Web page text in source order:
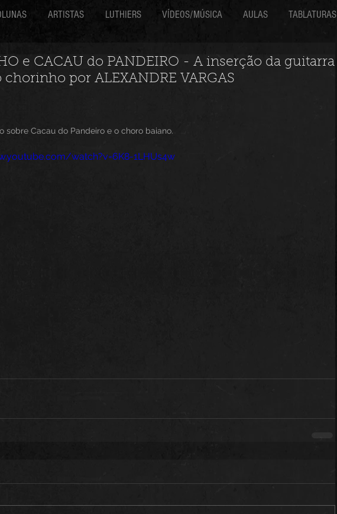
ARTISTAS LUTHIERS VÍDEOS/MÚSICA AULAS TABLATURAS
e CACAU do PANDEIRO - A inserção da guitarra
chorinho por ALEXANDRE VARGAS
sobre Cacau do Pandeiro e o choro baiano.
watch?v=6K8-1LHUs4w